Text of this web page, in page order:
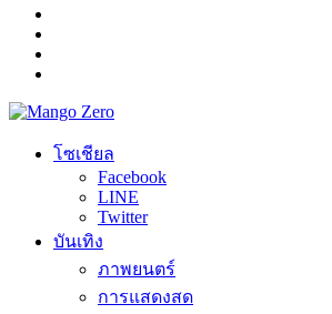
โซเชียล
Facebook
LINE
Twitter
บันเทิง
ภาพยนตร์
การแสดงสด